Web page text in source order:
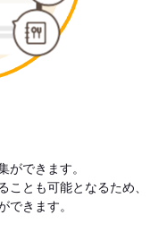
ができます。
ことも可能となるため、
できます。